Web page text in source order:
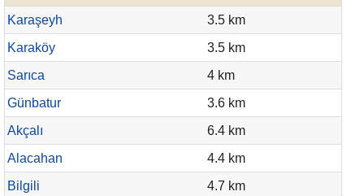
Karaşeyh
3.5 km
Karaköy
3.5 km
Sarıca
4 km
Günbatur
3.6 km
Akçalı
6.4 km
Alacahan
4.4 km
Bilgili
4.7 km